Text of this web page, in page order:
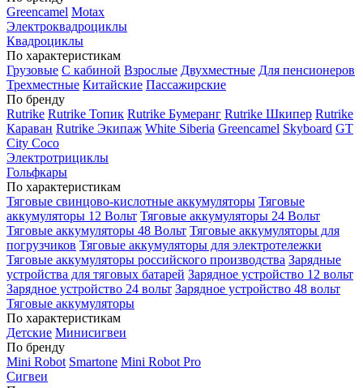
Greencamel Motax
Электроквадроциклы
Квадроциклы
По характеристикам
Грузовые С кабиной Взрослые Двухместные Для пенсионеров
Трехместные Китайские Пассажирские
По бренду
Rutrike Rutrike Топик Rutrike Бумеранг Rutrike Шкипер Rutrike
Караван Rutrike Экипаж White Siberia Greencamel Skyboard GT
City Coco
Электротрициклы
Гольфкары
По характеристикам
Тяговые свинцово-кислотные аккумуляторы Тяговые
аккумуляторы 12 Вольт Тяговые аккумуляторы 24 Вольт
Тяговые аккумуляторы 48 Вольт Тяговые аккумуляторы для
погрузчиков Тяговые аккумуляторы для электротележки
Тяговые аккумуляторы российского производства Зарядные
устройства для тяговых батарей Зарядное устройство 12 вольт
Зарядное устройство 24 вольт Зарядное устройство 48 вольт
Тяговые аккумуляторы
По характеристикам
Детские Минисигвеи
По бренду
Mini Robot Smartone Mini Robot Pro
Сигвеи